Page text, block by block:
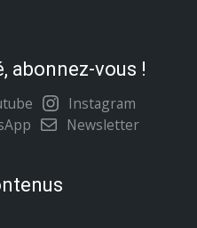
abonnez-vous !
Instagram
Newsletter